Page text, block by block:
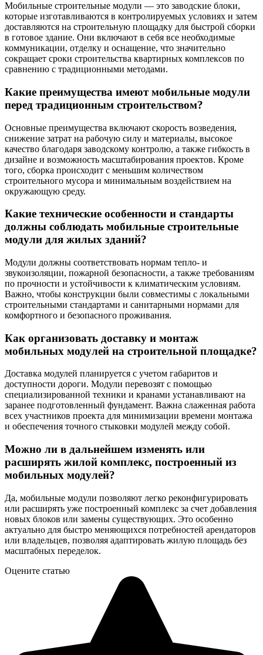
Мобильные строительные модули — это заводские блоки,
которые изготавливаются в контролируемых условиях и затем
доставляются на строительную площадку для быстрой сборки
в готовое здание. Они включают в себя все необходимые
коммуникации, отделку и оснащение, что значительно
сокращает сроки строительства квартирных комплексов по
сравнению с традиционными методами.
Какие преимущества имеют мобильные модули
перед традиционным строительством?
Основные преимущества включают скорость возведения,
снижение затрат на рабочую силу и материалы, высокое
качество благодаря заводскому контролю, а также гибкость в
дизайне и возможность масштабирования проектов. Кроме
того, сборка происходит с меньшим количеством
строительного мусора и минимальным воздействием на
окружающую среду.
Какие технические особенности и стандарты
должны соблюдать мобильные строительные
модули для жилых зданий?
Модули должны соответствовать нормам тепло- и
звукоизоляции, пожарной безопасности, а также требованиям
по прочности и устойчивости к климатическим условиям.
Важно, чтобы конструкции были совместимы с локальными
строительными стандартами и санитарными нормами для
комфортного и безопасного проживания.
Как организовать доставку и монтаж
мобильных модулей на строительной площадке?
Доставка модулей планируется с учетом габаритов и
доступности дороги. Модули перевозят с помощью
специализированной техники и кранами устанавливают на
заранее подготовленный фундамент. Важна слаженная работа
всех участников проекта для минимизации времени монтажа
и обеспечения точного стыковки модулей между собой.
Можно ли в дальнейшем изменять или
расширять жилой комплекс, построенный из
мобильных модулей?
Да, мобильные модули позволяют легко реконфигурировать
или расширять уже построенный комплекс за счет добавления
новых блоков или замены существующих. Это особенно
актуально для быстро меняющихся потребностей арендаторов
или владельцев, позволяя адаптировать жилую площадь без
масштабных переделок.
Оцените статью